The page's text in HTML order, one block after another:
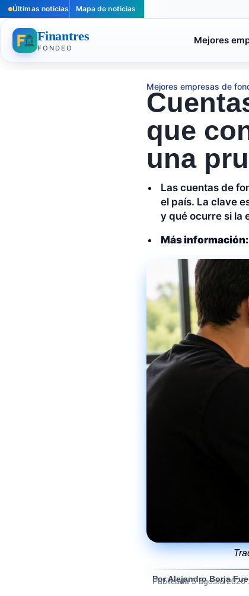
Últimas noticias Mapa de noticias
Finantres
FONDEO
Mejores
Mejores empresas de
que
una
Las cuentas de
el país. La clave
y qué ocurre si la
Más información:
Por Alejandro Borja
Publicada 5 agosto 2026